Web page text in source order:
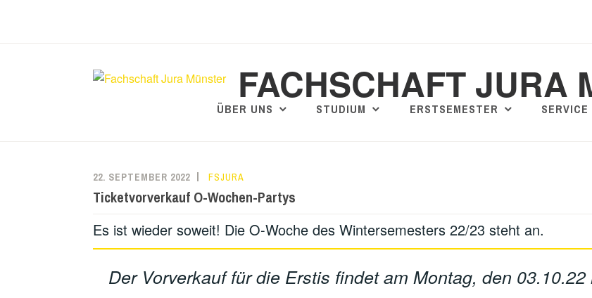
FACHSCHAFT JURA
ÜBER UNS STUDIUM ERSTSEMESTER SERVICE
22. SEPTEMBER 2022 FSJURA
Ticketvorverkauf O-Wochen-Partys
Es ist wieder soweit! Die O-Woche des Wintersemesters 22/23 steht an.
Der Vorverkauf für die Erstis findet am Montag, den